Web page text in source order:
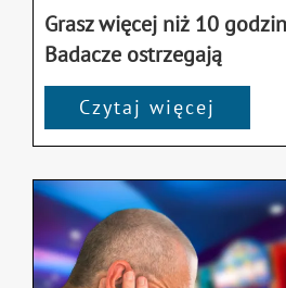
Grasz więcej niż 10
Badacze ostrzegają
Czytaj więcej